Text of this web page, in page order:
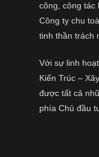
công, công
Công ty chu
tinh thần trách
Với sự linh
Kiến Trúc –
được tất cả
phía Chủ đầu